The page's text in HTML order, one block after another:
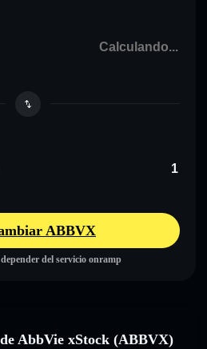
ABBVX
del servicio onramp
AbbVie xStock (ABBVX)